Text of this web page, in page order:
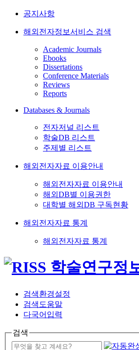
공지사항
해외전자정보서비스 검색
Academic Journals
Ebooks
Dissertations
Conference Materials
Reviews
Reports
Databases & Journals
전자저널 리스트
학술DB 리스트
주제별 리스트
해외전자자료 이용안내
해외전자자료 이용안내
해외DB별 이용권한
대학별 해외DB 구독현황
해외전자자료 통계
해외전자자료 통계
검색환경설정
검색도움말
다국어입력
검색